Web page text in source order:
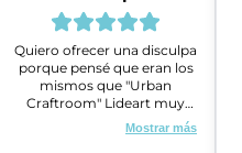
Quiero ofrecer una disculpa
porque pensé que eran los
mismos que "Urban
Craftroom" Lideart muy
amables me ayudaron a
gestionar un problema que
Mostrar más